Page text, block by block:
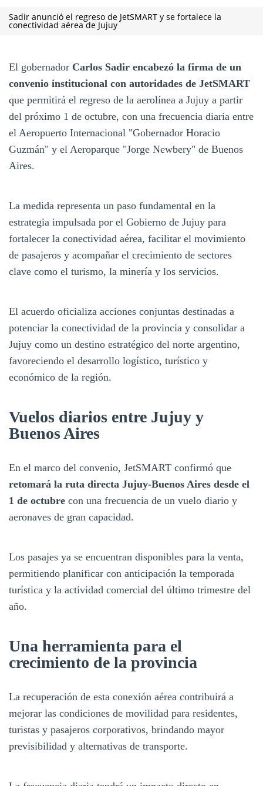
Sadir anunció el regreso de JetSMART y se fortalece la
conectividad aérea de Jujuy
El gobernador Carlos Sadir encabezó la firma de un
convenio institucional con autoridades de JetSMART
que permitirá el regreso de la aerolínea a Jujuy a partir
del próximo 1 de octubre, con una frecuencia diaria entre
el Aeropuerto Internacional "Gobernador Horacio
Guzmán" y el Aeroparque "Jorge Newbery" de Buenos
Aires.
La medida representa un paso fundamental en la
estrategia impulsada por el Gobierno de Jujuy para
fortalecer la conectividad aérea, facilitar el movimiento
de pasajeros y acompañar el crecimiento de sectores
clave como el turismo, la minería y los servicios.
El acuerdo oficializa acciones conjuntas destinadas a
potenciar la conectividad de la provincia y consolidar a
Jujuy como un destino estratégico del norte argentino,
favoreciendo el desarrollo logístico, turístico y
económico de la región.
Vuelos diarios entre Jujuy y
Buenos Aires
En el marco del convenio, JetSMART confirmó que
retomará la ruta directa Jujuy-Buenos Aires desde el
1 de octubre con una frecuencia de un vuelo diario y
aeronaves de gran capacidad.
Los pasajes ya se encuentran disponibles para la venta,
permitiendo planificar con anticipación la temporada
turística y la actividad comercial del último trimestre del
año.
Una herramienta para el
crecimiento de la provincia
La recuperación de esta conexión aérea contribuirá a
mejorar las condiciones de movilidad para residentes,
turistas y pasajeros corporativos, brindando mayor
previsibilidad y alternativas de transporte.